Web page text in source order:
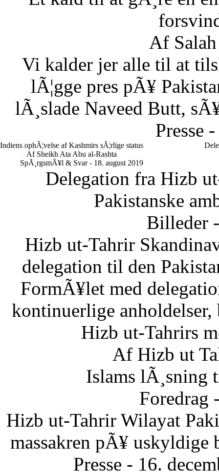
Af
Vi kalder jer alle til at
lÃ¦gge pres pÃ¥
lÃ¸slade Naveed Butt,
Presse
Indiens ophÃ¦velse af Kashmirs sÃ¦rlige status
Af Sheikh Ata Abu al-Rashta
SpÃ¸rgsmÃ¥l & Svar - 18. august 2019
Delegation fra Hizb
Pakistanske
Billeder
Hizb ut-Tahrir
delegation til den
FormÃ¥let med
kontinuerlige
Hizb ut-Tahrirs
Af Hizb ut
Islams lÃ¸sning
Foredrag
Hizb ut-Tahrir Wilayat
massakren pÃ¥ uskyldige
Presse - 16.